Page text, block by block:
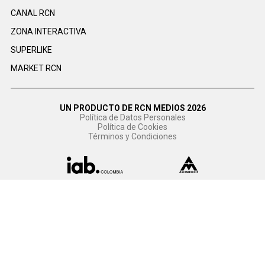
CANAL RCN
ZONA INTERACTIVA
SUPERLIKE
MARKET RCN
UN PRODUCTO DE RCN MEDIOS 2026
Política de Datos Personales
Política de Cookies
Términos y Condiciones